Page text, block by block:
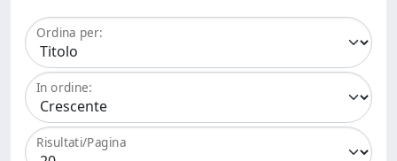
Ordina per:
In ordine:
Risultati/Pagina